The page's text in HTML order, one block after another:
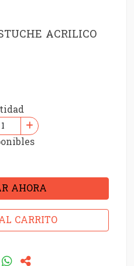
ACRILICO
AHORA
CARRITO